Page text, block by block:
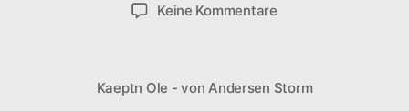
Keine Kommentarezu
S2F3
Kaeptn Ole - von Andersen Storm